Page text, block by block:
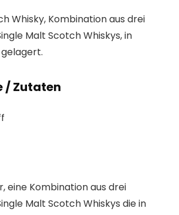
Whisky, Kombination aus drei
Malt Scotch Whiskys, in
/ Zutaten
eine Kombination aus drei
Malt Scotch Whiskys die in